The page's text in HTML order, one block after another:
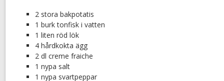
2 stora bakpotatis
1 burk tonfisk i vatten
1 liten röd lök
4 hårdkokta ägg
2 dl creme fraiche
1 nypa salt
1 nypa svartpeppar